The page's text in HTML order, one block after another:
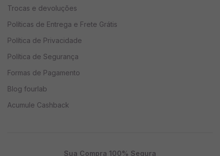
Modo de uso
Ingerir 1 cápsula ao dia, preferencialmente após uma
refeição ou conforme orientação de um profissional
Cuidados e efeitos colaterais
Trocas e devoluções
Políticas de Entrega e Frete Grátis
Política de Privacidade
Política de Segurança
Formas de Pagamento
Blog fourlab
Acumule Cashback
Sua Compra 100% Segura